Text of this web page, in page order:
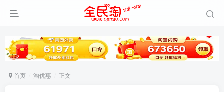
首页 淘优惠 正文